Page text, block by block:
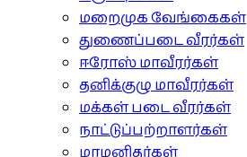
மறைமுக வேங்கைகள்
துணைப்படை வீரர்கள்
ஈரோஸ் மாவீரர்கள்
தனிக்குழு மாவீரர்கள்
மக்கள் படை வீரர்கள்
நாட்டுப்பற்றாளர்கள்